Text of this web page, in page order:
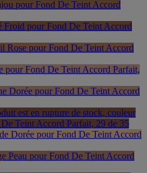
pour Fond De Teint Accord
Froid pour Fond De Teint Accord
Rose pour Fond De Teint Accord
pour Fond De Teint Accord Parfait,
Dorée pour Fond De Teint Accord
est en rupture de stock, couleur
Teint Accord Parfait, 29 de 35
Dorée pour Fond De Teint Accord
Peau pour Fond De Teint Accord